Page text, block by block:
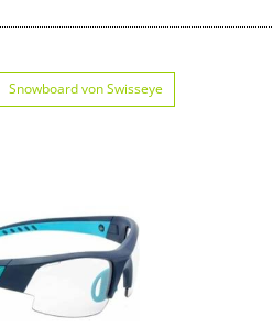
Snowboard von Swisseye